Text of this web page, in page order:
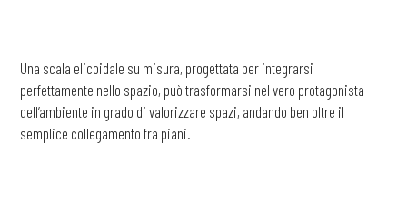
Una scala elicoidale su misura, progettata per integrarsi
perfettamente nello spazio, può trasformarsi nel vero protagonista
dell’ambiente in grado di valorizzare spazi, andando ben oltre il
semplice collegamento fra piani.